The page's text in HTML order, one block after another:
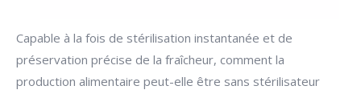
Capable à la fois de stérilisation instantanée et de
préservation précise de la fraîcheur, comment la
production alimentaire peut-elle être sans stérilisateur